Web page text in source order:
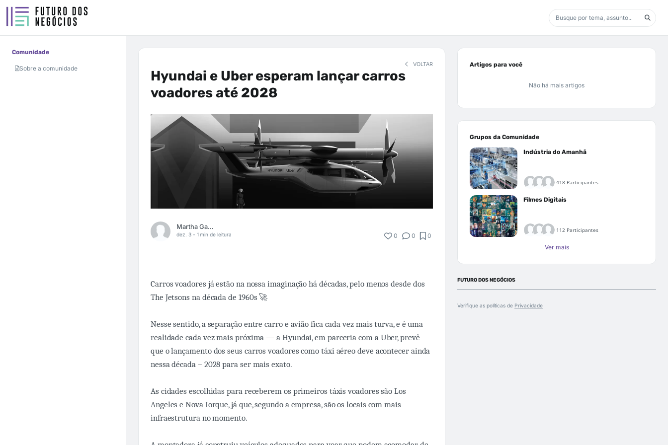
Comunidade
Sobre a comunidade
VOLTAR
Hyundai e Uber esperam lançar carros
voadores até 2028
Martha Gabriel
dez. 3 - 1 min de leitura 0 0 0
Carros voadores já estão na nossa imaginação há décadas, pelo menos desde dos
The Jetsons na década de 1960s 🚀
Nesse sentido, a separação entre carro e avião fica cada vez mais turva, e é uma
realidade cada vez mais próxima — a Hyundai, em parceria com a Uber, prevê
que o lançamento dos seus carros voadores como táxi aéreo deve acontecer ainda
nessa década – 2028 para ser mais exato.
As cidades escolhidas para receberem os primeiros táxis voadores são Los
Angeles e Nova Iorque, já que, segundo a empresa, são os locais com mais
infraestrutura no momento.
Artigos para você
Não há mais artigos
Grupos da Comunidade
Indústria do Amanhã
418 Participantes
Filmes Digitais
112 Participantes
Ver mais
FUTURO DOS NEGÓCIOS
Verifique as políticas de Privacidade